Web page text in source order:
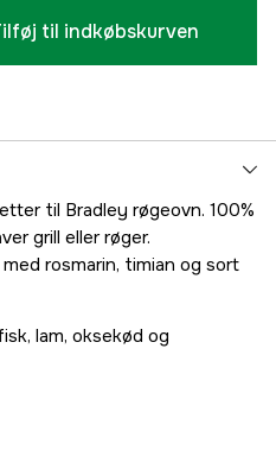
til indkøbskurven
til Bradley røgeovn. 100%
grill eller røger.
rosmarin, timian og sort
lam, oksekød og